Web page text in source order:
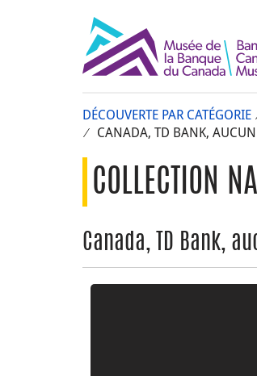
DÉCOUVERTE PAR CATÉGORIE
CANADA, TD BANK,
COLLECTION
Canada, TD Bank,